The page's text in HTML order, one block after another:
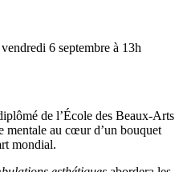
6 septembre à 13h
de l’École des Beaux-Arts
mentale au cœur d’un bouquet
mondial.